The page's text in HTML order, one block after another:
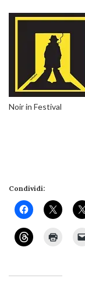
Noir in Festival
Condividi: